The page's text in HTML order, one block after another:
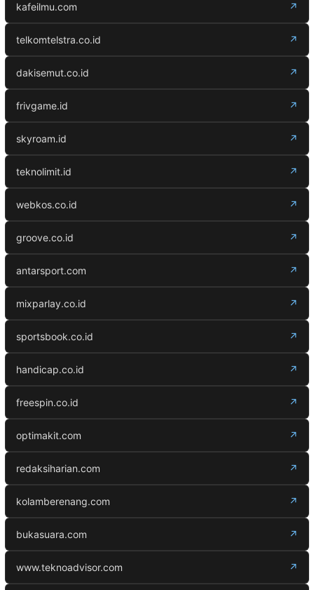
kafeilmu.com ↗
telkomtelstra.co.id ↗
dakisemut.co.id ↗
frivgame.id ↗
skyroam.id ↗
teknolimit.id ↗
webkos.co.id ↗
groove.co.id ↗
antarsport.com ↗
mixparlay.co.id ↗
sportsbook.co.id ↗
handicap.co.id ↗
freespin.co.id ↗
optimakit.com ↗
redaksiharian.com ↗
kolamberenang.com ↗
bukasuara.com ↗
www.teknoadvisor.com ↗